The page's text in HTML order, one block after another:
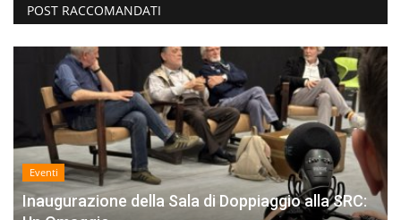
POST RACCOMANDATI
Eventi
Inaugurazione della Sala di Doppiaggio alla SRC: